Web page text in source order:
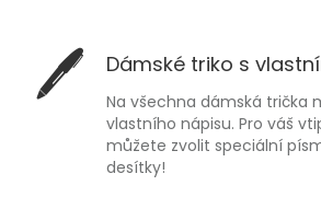
🖊 Dámské triko s
Na všechna dámská trička
vlastního nápisu. Pro váš
můžete zvolit speciální
desítky!